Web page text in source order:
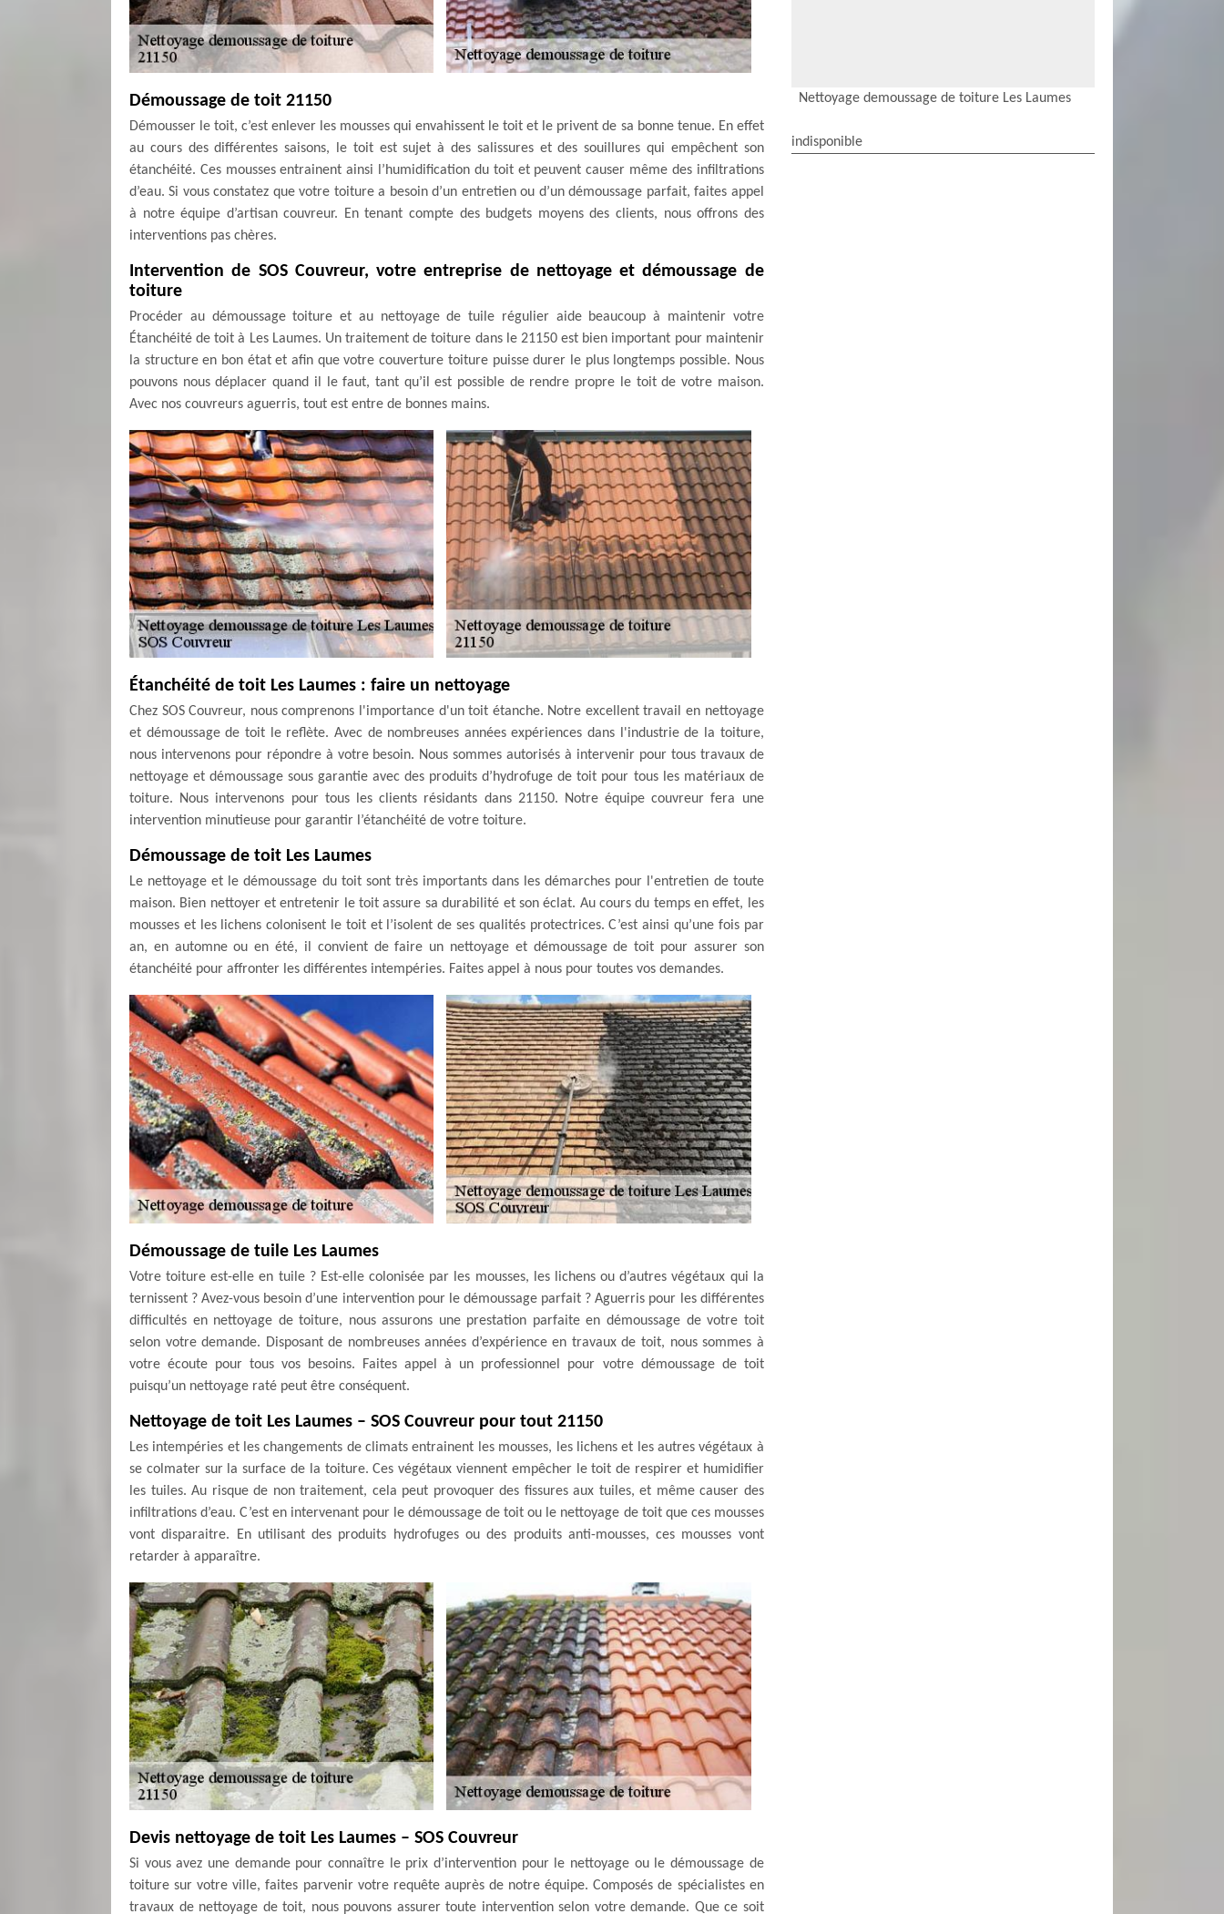
Démoussage de toit 21150
Démousser le toit, c’est enlever les mousses qui envahissent le toit et le privent de sa bonne tenue. En effet
au cours des différentes saisons, le toit est sujet à des salissures et des souillures qui empêchent son
étanchéité. Ces mousses entrainent ainsi l’humidification du toit et peuvent causer même des infiltrations
d’eau. Si vous constatez que votre toiture a besoin d’un entretien ou d’un démoussage parfait, faites appel
à notre équipe d’artisan couvreur. En tenant compte des budgets moyens des clients, nous offrons des
interventions pas chères.
Intervention de SOS Couvreur, votre entreprise de nettoyage et démoussage de
toiture
Procéder au démoussage toiture et au nettoyage de tuile régulier aide beaucoup à maintenir votre
Étanchéité de toit à Les Laumes. Un traitement de toiture dans le 21150 est bien important pour maintenir
la structure en bon état et afin que votre couverture toiture puisse durer le plus longtemps possible. Nous
pouvons nous déplacer quand il le faut, tant qu’il est possible de rendre propre le toit de votre maison.
Avec nos couvreurs aguerris, tout est entre de bonnes mains.
Étanchéité de toit Les Laumes : faire un nettoyage
Chez SOS Couvreur, nous comprenons l'importance d'un toit étanche. Notre excellent travail en nettoyage
et démoussage de toit le reflète. Avec de nombreuses années expériences dans l'industrie de la toiture,
nous intervenons pour répondre à votre besoin. Nous sommes autorisés à intervenir pour tous travaux de
nettoyage et démoussage sous garantie avec des produits d’hydrofuge de toit pour tous les matériaux de
toiture. Nous intervenons pour tous les clients résidants dans 21150. Notre équipe couvreur fera une
intervention minutieuse pour garantir l’étanchéité de votre toiture.
Démoussage de toit Les Laumes
Le nettoyage et le démoussage du toit sont très importants dans les démarches pour l'entretien de toute
maison. Bien nettoyer et entretenir le toit assure sa durabilité et son éclat. Au cours du temps en effet, les
mousses et les lichens colonisent le toit et l’isolent de ses qualités protectrices. C’est ainsi qu’une fois par
an, en automne ou en été, il convient de faire un nettoyage et démoussage de toit pour assurer son
étanchéité pour affronter les différentes intempéries. Faites appel à nous pour toutes vos demandes.
Démoussage de tuile Les Laumes
Votre toiture est-elle en tuile ? Est-elle colonisée par les mousses, les lichens ou d’autres végétaux qui la
ternissent ? Avez-vous besoin d’une intervention pour le démoussage parfait ? Aguerris pour les différentes
difficultés en nettoyage de toiture, nous assurons une prestation parfaite en démoussage de votre toit
selon votre demande. Disposant de nombreuses années d’expérience en travaux de toit, nous sommes à
votre écoute pour tous vos besoins. Faites appel à un professionnel pour votre démoussage de toit
puisqu’un nettoyage raté peut être conséquent.
Nettoyage de toit Les Laumes – SOS Couvreur pour tout 21150
Les intempéries et les changements de climats entrainent les mousses, les lichens et les autres végétaux à
se colmater sur la surface de la toiture. Ces végétaux viennent empêcher le toit de respirer et humidifier
les tuiles. Au risque de non traitement, cela peut provoquer des fissures aux tuiles, et même causer des
infiltrations d’eau. C’est en intervenant pour le démoussage de toit ou le nettoyage de toit que ces mousses
vont disparaitre. En utilisant des produits hydrofuges ou des produits anti-mousses, ces mousses vont
retarder à apparaître.
Devis nettoyage de toit Les Laumes – SOS Couvreur
Si vous avez une demande pour connaître le prix d’intervention pour le nettoyage ou le démoussage de
toiture sur votre ville, faites parvenir votre requête auprès de notre équipe. Composés de spécialistes en
travaux de nettoyage de toit, nous pouvons assurer toute intervention selon votre demande. Que ce soit
Nettoyage demoussage de toiture Les Laumes
indisponible